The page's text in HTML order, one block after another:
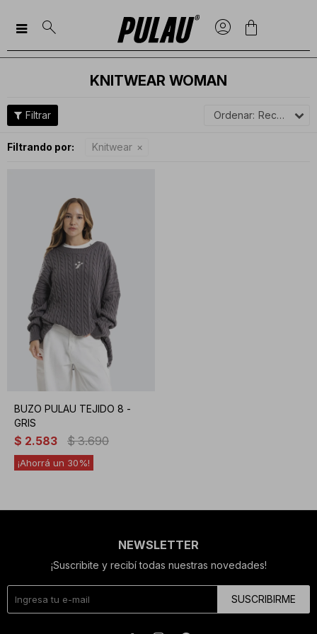

KNITWEAR WOMAN
Recomendados
Filtrando por: Knitwear
BUZO PULAU TEJIDO 8 -
GRIS
$ 2.583 $ 3.690
30
NEWSLETTER
¡Suscribite y recibí todas nuestras novedades!
SUSCRIBIRME